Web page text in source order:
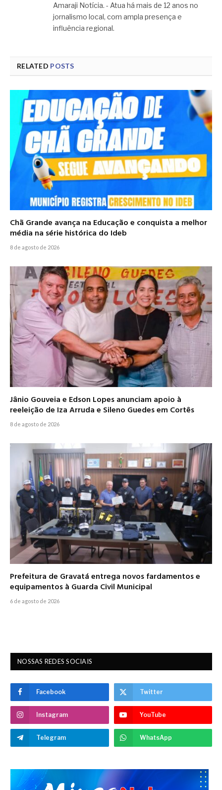
Amaraji Notícia. - Atua há mais de 12 anos no
jornalismo local, com ampla presença e
influência regional.
RELATED POSTS
Chã Grande avança na Educação e conquista a melhor
média na série histórica do Ideb
8 de agosto de 2026
Jânio Gouveia e Edson Lopes anunciam apoio à
reeleição de Iza Arruda e Sileno Guedes em Cortês
8 de agosto de 2026
Prefeitura de Gravatá entrega novos fardamentos e
equipamentos à Guarda Civil Municipal
6 de agosto de 2026
NOSSAS REDES SOCIAIS
Facebook Twitter
Instagram YouTube
Telegram WhatsApp